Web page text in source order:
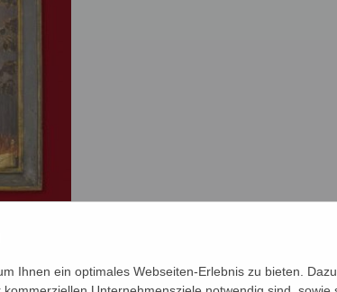
Ihnen ein optimales Webseiten-Erlebnis zu bieten.